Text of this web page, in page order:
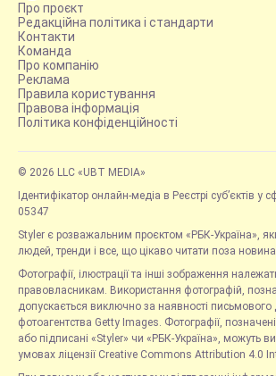
Про проєкт
Редакційна політика і стандарти
Контакти
Команда
Про компанію
Реклама
Правила користування
Правова інформація
Політика конфіденційності
© 2026 LLC «UBT MEDIA»
Ідентифікатор онлайн-медіа в Реєстрі суб’єктів у
05347
Styler є розважальним проєктом «РБК-Україна»,
людей, тренди і все, що цікаво читати поза
Фотографії, ілюстрації та інші зображення
правовласникам. Використання фотографій,
допускається виключно за наявності письмового
фотоагентства Getty Images. Фотографії,
або підписані «Styler» чи «РБК-Україна», можуть
умовах ліцензії Creative Commons Attribution 4.0